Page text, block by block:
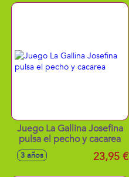
Juego La Gallina Josefina
pulsa el pecho y cacarea
3 años 23,95 €